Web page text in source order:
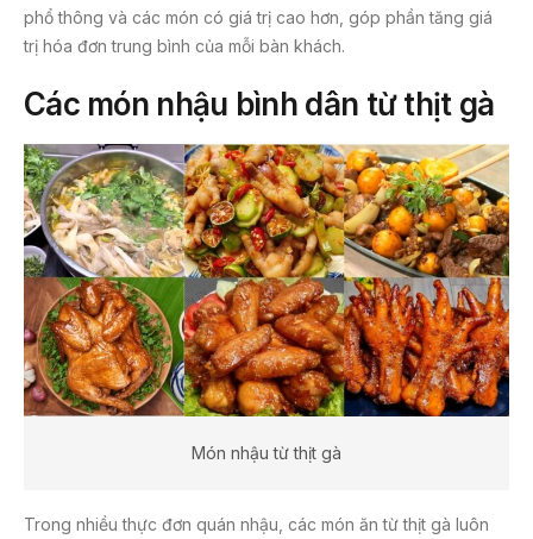
phổ thông và các món có giá trị cao hơn, góp phần tăng giá
trị hóa đơn trung bình của mỗi bàn khách.
Các món nhậu bình dân từ thịt gà
Món nhậu từ thịt gà
Trong nhiều thực đơn quán nhậu, các món ăn từ thịt gà luôn